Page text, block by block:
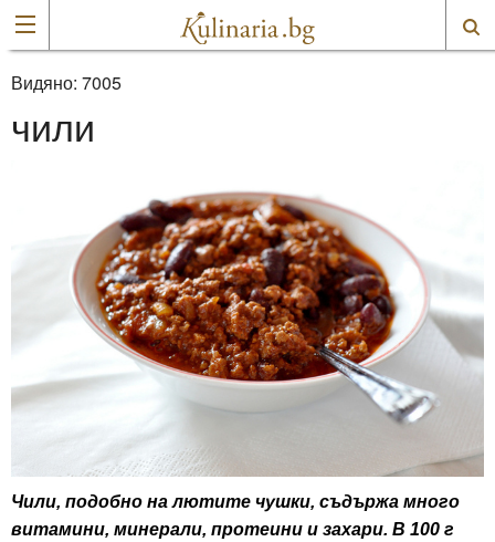
Видяно: 7005
чили
Чили, подобно на лютите чушки, съдържа много
витамини, минерали, протеини и захари. В 100 г